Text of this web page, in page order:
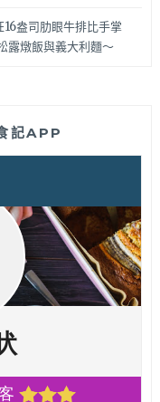
盎司肋眼牛排比手掌
露燉飯與義大利麵～
記APP